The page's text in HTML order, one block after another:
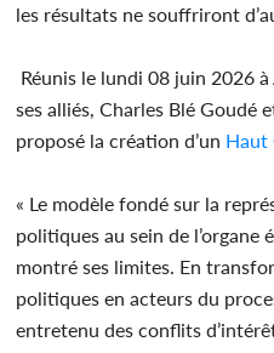
les résultats ne souffriront
Réunis le lundi 08 juin 2026 à
ses alliés, Charles Blé Goudé
proposé la création d’un Haut
« Le modèle fondé sur la
politiques au sein de l’organe
montré ses limites. En
politiques en acteurs du
entretenu des conflits